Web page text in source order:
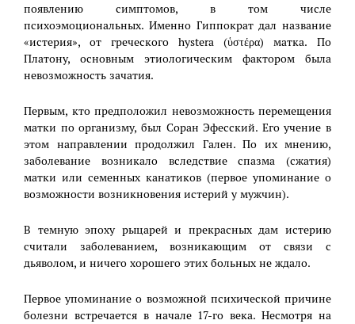
появлению симптомов, в том числе
психоэмоциональных. Именно Гиппократ дал название
«истерия», от греческого hystera (ὑστέρα) матка. По
Платону, основным этиологическим фактором была
невозможность зачатия.
Первым, кто предположил невозможность перемещения
матки по организму, был Соран Эфесский. Его учение в
этом направлении продолжил Гален. По их мнению,
заболевание возникало вследствие спазма (сжатия)
матки или семенных канатиков (первое упоминание о
возможности возникновения истерий у мужчин).
В темную эпоху рыцарей и прекрасных дам истерию
считали заболеванием, возникающим от связи с
дьяволом, и ничего хорошего этих больных не ждало.
Первое упоминание о возможной психической причине
болезни встречается в начале 17-го века. Несмотря на